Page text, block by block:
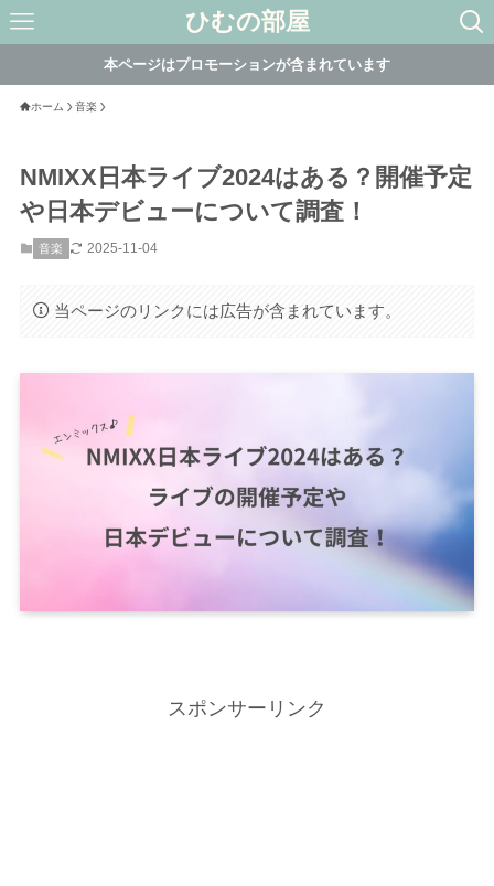
ひむの部屋
本ページはプロモーションが含まれています
ホーム 音楽
NMIXX日本ライブ2024はある？開催予定
や日本デビューについて調査！
音楽 2025-11-04
当ページのリンクには広告が含まれています。
スポンサーリンク